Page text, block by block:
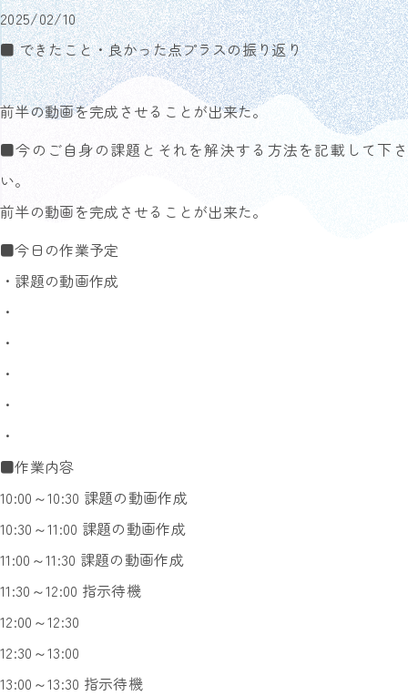
2025/02/10
■ できたこと・良かった点プラスの振り返り
前半の動画を完成させることが出来た。
■今のご自身の課題とそれを解決する方法を記載して下さ
い。
前半の動画を完成させることが出来た。
■今日の作業予定
・課題の動画作成
・
・
・
・
・
■作業内容
10:00～10:30 課題の動画作成
10:30～11:00 課題の動画作成
11:00～11:30 課題の動画作成
11:30～12:00 指示待機
12:00～12:30
12:30～13:00
13:00～13:30 指示待機